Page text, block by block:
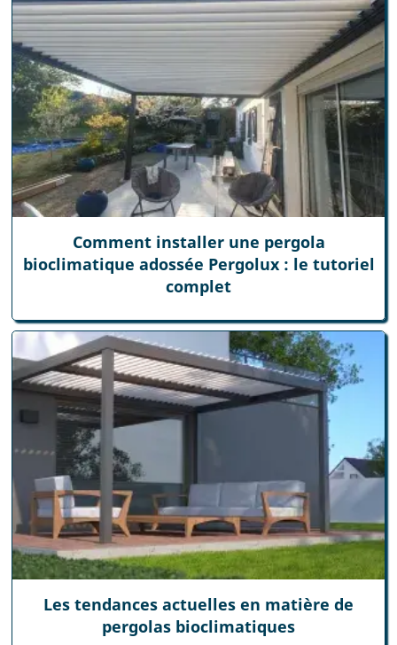
Comment installer une pergola
bioclimatique adossée Pergolux : le tutoriel
complet
Les tendances actuelles en matière de
pergolas bioclimatiques